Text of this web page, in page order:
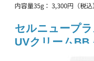
内容量35g： 3,300円（税込）
セルニュープラ
UVクリームBB